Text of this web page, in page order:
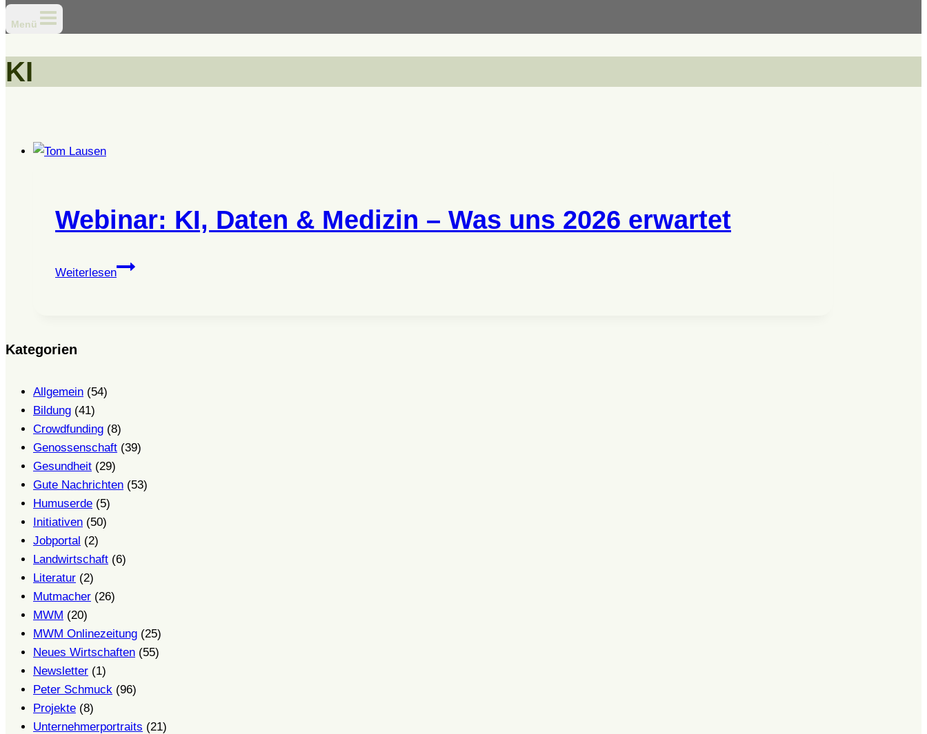
Menü
KI
Webinar: KI, Daten & Medizin – Was uns 2026 erwartet
Weiterlesen
Webinar:
erwartet
Kategorien
Allgemein (54)
Bildung (41)
Crowdfunding (8)
Genossenschaft (39)
Gesundheit (29)
Gute Nachrichten (53)
Humuserde (5)
Initiativen (50)
Jobportal (2)
Landwirtschaft (6)
Literatur (2)
Mutmacher (26)
MWM (20)
MWM Onlinezeitung (25)
Neues Wirtschaften (55)
Newsletter (1)
Peter Schmuck (96)
Projekte (8)
Unternehmerportraits (21)